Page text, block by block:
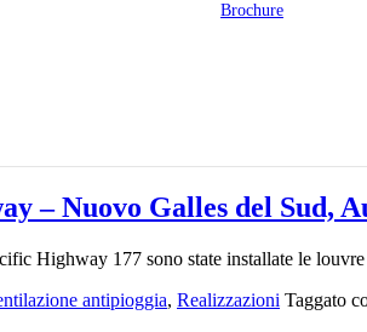
Brochure
– Nuovo Galles del Sud,
Highway 177 sono state installate le
antipioggia, Realizzazioni Taggato